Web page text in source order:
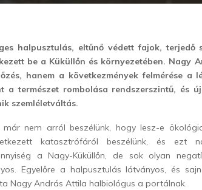
halpusztulás, eltűnő védett fajok,
be a Küküllőn és környezetében. Nagy
hanem a következmények felmérése a
a természet rombolása rendszerszintű, és
szemléletváltás.
már nem arról beszélünk, hogy lesz-e
katasztrófáról beszélünk, és ezt
a Nagy-Küküllőn, de sok olyan
Egyelőre a halpusztulás látványos, és
Nagy András Attila halbiológus a portálnak.